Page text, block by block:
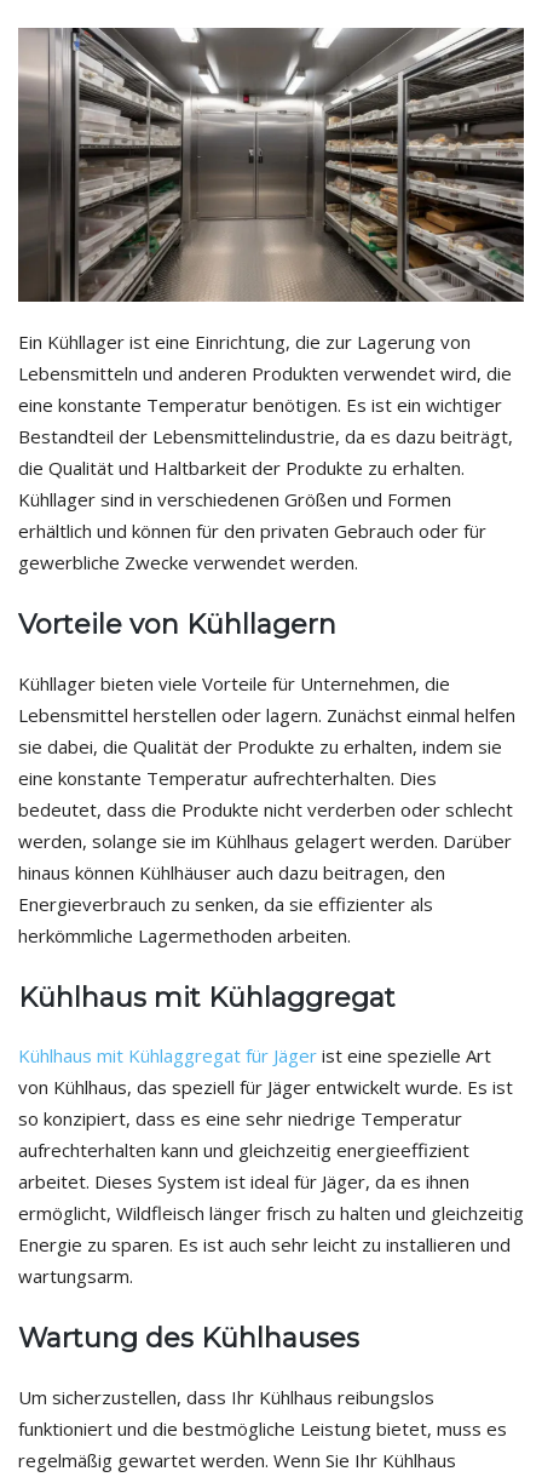
Ein Kühllager ist eine Einrichtung, die zur Lagerung von
Lebensmitteln und anderen Produkten verwendet wird, die
eine konstante Temperatur benötigen. Es ist ein wichtiger
Bestandteil der Lebensmittelindustrie, da es dazu beiträgt,
die Qualität und Haltbarkeit der Produkte zu erhalten.
Kühllager sind in verschiedenen Größen und Formen
erhältlich und können für den privaten Gebrauch oder für
gewerbliche Zwecke verwendet werden.
Vorteile von Kühllagern
Kühllager bieten viele Vorteile für Unternehmen, die
Lebensmittel herstellen oder lagern. Zunächst einmal helfen
sie dabei, die Qualität der Produkte zu erhalten, indem sie
eine konstante Temperatur aufrechterhalten. Dies
bedeutet, dass die Produkte nicht verderben oder schlecht
werden, solange sie im Kühlhaus gelagert werden. Darüber
hinaus können Kühlhäuser auch dazu beitragen, den
Energieverbrauch zu senken, da sie effizienter als
herkömmliche Lagermethoden arbeiten.
Kühlhaus mit Kühlaggregat
Kühlhaus mit Kühlaggregat für Jäger ist eine spezielle Art
von Kühlhaus, das speziell für Jäger entwickelt wurde. Es ist
so konzipiert, dass es eine sehr niedrige Temperatur
aufrechterhalten kann und gleichzeitig energieeffizient
arbeitet. Dieses System ist ideal für Jäger, da es ihnen
ermöglicht, Wildfleisch länger frisch zu halten und gleichzeitig
Energie zu sparen. Es ist auch sehr leicht zu installieren und
wartungsarm.
Wartung des Kühlhauses
Um sicherzustellen, dass Ihr Kühlhaus reibungslos
funktioniert und die bestmögliche Leistung bietet, muss es
regelmäßig gewartet werden. Wenn Sie Ihr Kühlhaus